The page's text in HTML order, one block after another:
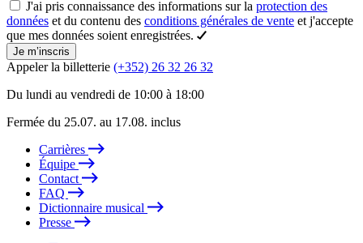
J'ai pris connaissance des informations sur la protection des
données et du contenu des conditions générales de vente et j'accepte
que mes données soient enregistrées.
Je m’inscris
Appeler la billetterie (+352) 26 32 26 32
Du lundi au vendredi de 10:00 à 18:00
Fermée du 25.07. au 17.08. inclus
Carrières
Équipe
Contact
FAQ
Dictionnaire musical
Presse